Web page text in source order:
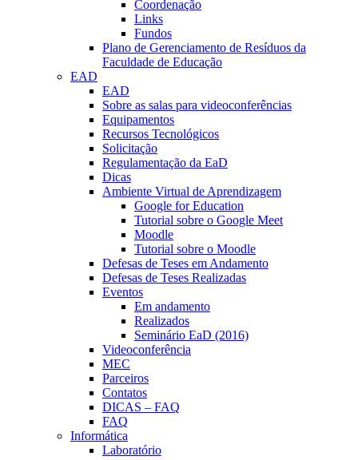
Coordenação
Links
Fundos
Plano de Gerenciamento de Resíduos da
Faculdade de Educação
EAD
EAD
Sobre as salas para videoconferências
Equipamentos
Recursos Tecnológicos
Solicitação
Regulamentação da EaD
Dicas
Ambiente Virtual de Aprendizagem
Google for Education
Tutorial sobre o Google Meet
Moodle
Tutorial sobre o Moodle
Defesas de Teses em Andamento
Defesas de Teses Realizadas
Eventos
Em andamento
Realizados
Seminário EaD (2016)
Videoconferência
MEC
Parceiros
Contatos
DICAS – FAQ
FAQ
Informática
Laboratório